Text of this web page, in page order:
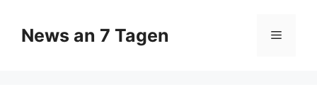
Inhalt
springen
News an 7 Tagen Menü